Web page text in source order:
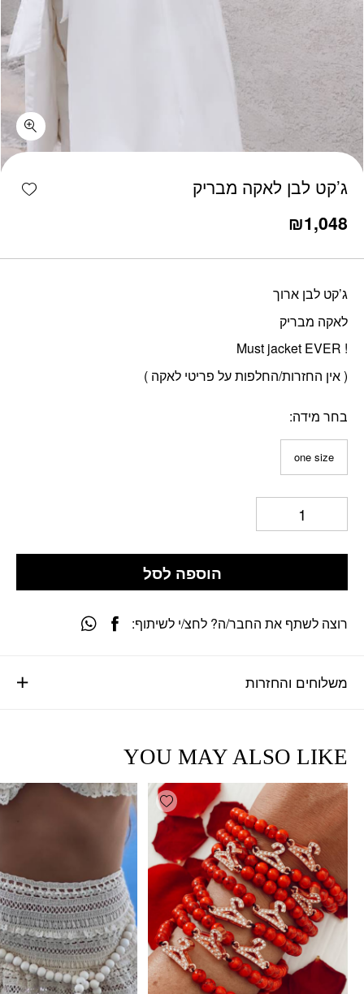
ג’קט לבן לאקה מבריק
₪1,048
ג’קט לבן ארוך
לאקה מבריק
! Must jacket EVER
( אין החזרות/החלפות על פריטי לאקה )
בחר מידה
one size
כמות ג'קט לבן לאקה מבריק
הוספה לסל
משלוחים והחזרות
רוצה לשתף את החבר/ה? לחצ/י לשיתוף:
YOU MAY ALSO LIKE
Add wishlist